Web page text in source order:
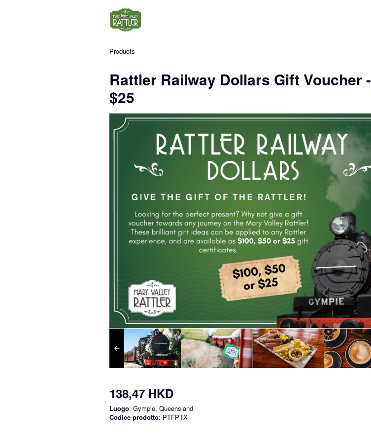
Products
Rattler Railway Dollars Gift Voucher -
$25
138,47 HKD
Luogo: Gympie, Queensland
Codice prodotto: PTFPTX